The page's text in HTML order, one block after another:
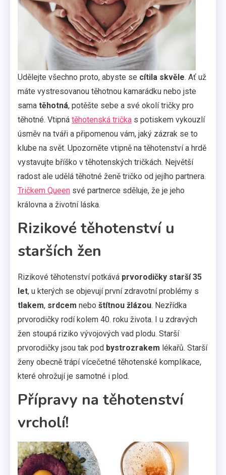
Udělejte všechno proto, abyste se cítila skvěle. Ať už
máte vystresovanou těhotnou kamarádku nebo jste
sama těhotná, potěšte sebe a své okolí tričky pro
těhotné. Vtipná těhotenská trička s potiskem vykouzlí
úsměv na tváři a připomenou vám, jaký zázrak se to
klube na svět. Upozorněte vtipně na těhotenství a hrdě
vystavujte bříško v těhotenských tričkách. Největší
radost ale udělá těhotné ženě tričko od jejího partnera.
Tričkem Queen své partnerce sděluje, že je jeho
královna a životní láska.
Rizikové těhotenství u
starších žen
Rizikové těhotenství potkává prvorodičky starší 35
let, u kterých se objevují první zdravotní problémy s
tlakem, srdcem nebo štítnou žlázou. Nezřídka
prvorodičky rodí kolem 40. roku života. I u zdravých
žen stoupá riziko vývojových vad plodu. Starší
prvorodičky jsou tak pod bystrozrakem lékařů. Starší
ženy obecně trápí vícečetné těhotenské komplikace,
které ohrožují je samotné i plod.
Přípravy na těhotenství
vrcholí!